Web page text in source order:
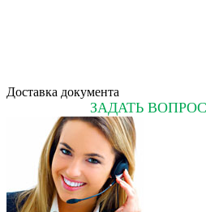
Доставка документа
ЗАДАТЬ